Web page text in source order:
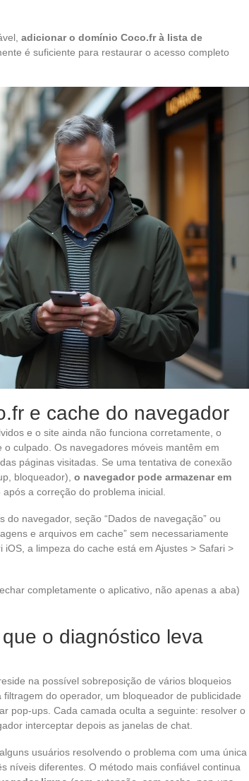
adicionar o domínio Coco.fr à lista de
é suficiente para restaurar o acesso completo
e cache do navegador
e o site ainda não funciona corretamente, o
culpado. Os navegadores móveis mantêm em
páginas visitadas. Se uma tentativa de conexão
bloqueador), o navegador pode armazenar em
a correção do problema inicial.
navegador, seção “Dados de navegação” ou
e arquivos em cache” sem necessariamente
a limpeza do cache está em Ajustes > Safari >
completamente o aplicativo, não apenas a aba)
o diagnóstico leva
na possível sobreposição de vários bloqueios
do operador, um bloqueador de publicidade
pop-ups. Cada camada oculta a seguinte: resolver o
interceptar depois as janelas de chat.
usuários resolvendo o problema com uma única
níveis diferentes. O método mais confiável continua